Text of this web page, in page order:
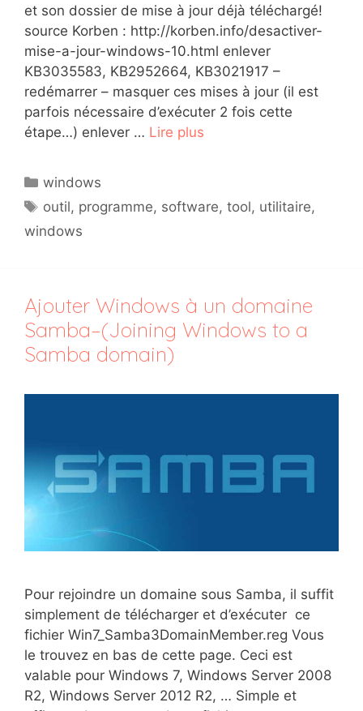
et son dossier de mise à jour déjà téléchargé!
source Korben : http://korben.info/desactiver-
mise-a-jour-windows-10.html enlever
KB3035583, KB2952664, KB3021917 –
redémarrer – masquer ces mises à jour (il est
parfois nécessaire d’exécuter 2 fois cette
étape…) enlever … Lire plus
Catégories
windows
Étiquettes
outil, programme, software,tool, utilitaire,
windows
Ajouter Windows à un domaine
Samba–(Joining Windows to a
Samba domain)
Pour rejoindre un domaine sous Samba, il suffit
simplement de télécharger et d’exécuter ce
fichier Win7_Samba3DomainMember.reg Vous
le trouvez en bas de cette page. Ceci est
valable pour Windows 7, Windows Server 2008
R2, Windows Server 2012 R2, … Simple et